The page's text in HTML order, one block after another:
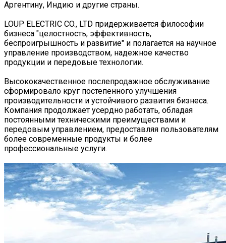
Аргентину, Индию и другие страны.
LOUP ELECTRIC CO., LTD придерживается философии
бизнеса "целостность, эффективность,
беспроигрышность и развитие" и полагается на научное
управление производством, надежное качество
продукции и передовые технологии.
Высококачественное послепродажное обслуживание
сформировало круг постепенного улучшения
производительности и устойчивого развития бизнеса.
Компания продолжает усердно работать, обладая
постоянными техническими преимуществами и
передовым управлением, предоставляя пользователям
более современные продукты и более
профессиональные услуги.